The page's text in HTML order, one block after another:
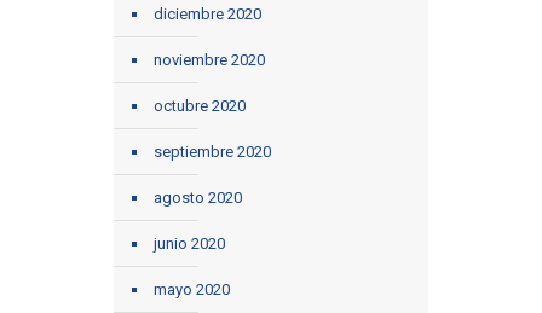
diciembre 2020
noviembre 2020
octubre 2020
septiembre 2020
agosto 2020
junio 2020
mayo 2020